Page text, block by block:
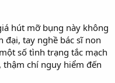
hút mỡ bụng này không
tay nghề bác sĩ non
số tình trạng tắc mạch
chí nguy hiểm đến